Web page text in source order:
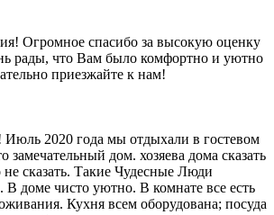
Огромное спасибо за высокую оценку
рады, что Вам было комфортно и уютно
приезжайте к нам!
2020 года мы отдыхали в гостевом
замечательный дом. хозяева дома сказать
сказать. Такие Чудесные Люди
В доме чисто уютно. В комнате все есть
Кухня всем оборудована; посуда